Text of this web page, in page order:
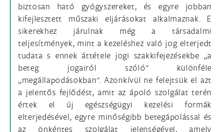
biztosan ható gyógyszereket, és egyre jobban
kifejlesztett műszaki eljárásokat alkalmaznak. E
sikerekhez járulnak még a társadalmi
teljesítmények, mint a kezeléshez való jog elterjedt
tudata s ennek áttétele jogi szakkifejezésekbe „a
beteg jogairól szóló" különféle
„megállapodásokban". Azonkívül ne felejtsük el azt
a jelentős fejlődést, amit az ápoló szolgálat terén
értek el új egészségügyi kezelési formák
elterjedésével, egyre minőségibb betegápolással és
az önkéntes szolgálat jelenségével, amely